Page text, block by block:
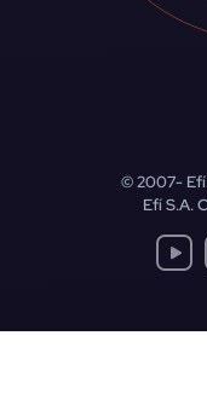
© 2007-
Efí S.A.